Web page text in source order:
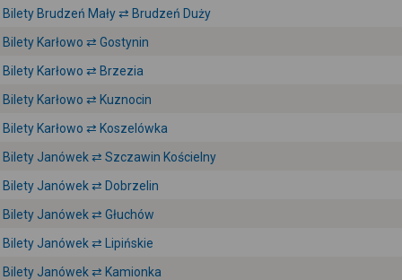
Bilety Brudzeń Mały ⇄ Brudzeń Duży
Bilety Karłowo ⇄ Gostynin
Bilety Karłowo ⇄ Brzezia
Bilety Karłowo ⇄ Kuznocin
Bilety Karłowo ⇄ Koszelówka
Bilety Janówek ⇄ Szczawin Kościelny
Bilety Janówek ⇄ Dobrzelin
Bilety Janówek ⇄ Głuchów
Bilety Janówek ⇄ Lipińskie
Bilety Janówek ⇄ Kamionka